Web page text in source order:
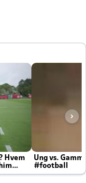
Hvem
Ung vs.
#football